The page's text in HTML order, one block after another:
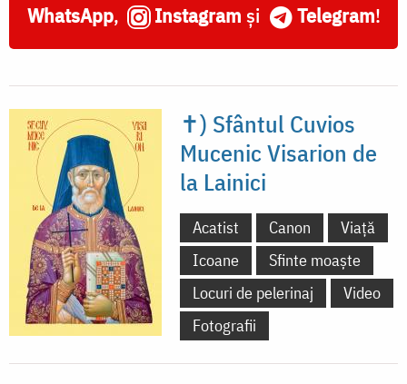
WhatsApp, Instagram și Telegram!
✝) Sfântul Cuvios
Mucenic Visarion de
la Lainici
Acatist Canon
Viață
Icoane
Sfinte moaște
Locuri de pelerinaj
Video
Fotografii